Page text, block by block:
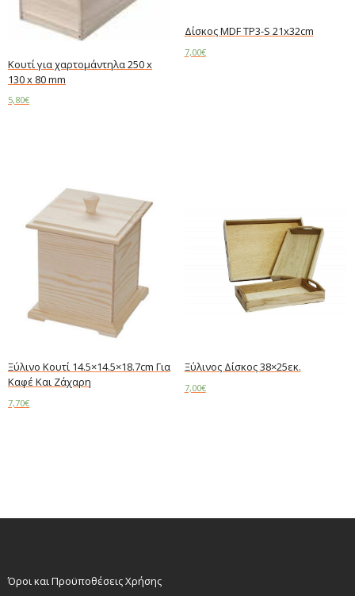
Κουτί για χαρτομάντηλα 250 x
130 x 80 mm
5,80€
Δίσκος MDF TP3-S 21x32cm
7,00€
Ξύλινο Κουτί 14.5×14.5×18.7cm Για
Καφέ Και Ζάχαρη
7,70€
Ξύλινος Δίσκος 38×25εκ.
7,00€
Όροι και Προϋποθέσεις Χρήσης